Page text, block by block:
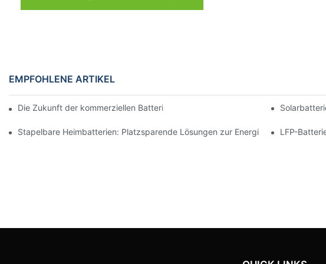
EMPFOHLENE ARTIKEL
Die Zukunft der kommerziellen Batteriespeicherung: Trends und Innovationen
Stapelbare Heimbatterien: Platzsparende Lösungen zur Energiespeicherung
LFP-